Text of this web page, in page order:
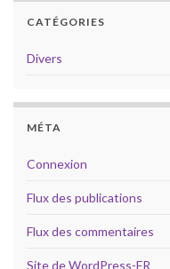
CATÉGORIES
Divers
MÉTA
Connexion
Flux des publications
Flux des commentaires
Site de WordPress-FR